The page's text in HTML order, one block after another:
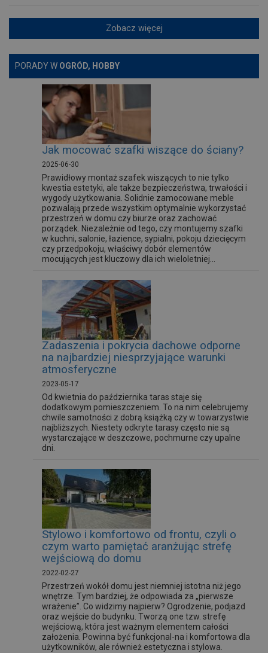
Zobacz więcej
PORADY W OGRÓD, HOBBY
Jak mocować szafki wiszące do ściany?
2025-06-30
Prawidłowy montaż szafek wiszących to nie tylko
kwestia estetyki, ale także bezpieczeństwa, trwałości i
wygody użytkowania. Solidnie zamocowane meble
pozwalają przede wszystkim optymalnie wykorzystać
przestrzeń w domu czy biurze oraz zachować
porządek. Niezależnie od tego, czy montujemy szafki
w kuchni, salonie, łazience, sypialni, pokoju dziecięcym
czy przedpokoju, właściwy dobór elementów
mocujących jest kluczowy dla ich wieloletniej...
Zadaszenia i pokrycia dachowe odporne
na najbardziej niesprzyjające warunki
atmosferyczne
2023-05-17
Od kwietnia do października taras staje się
dodatkowym pomieszczeniem. To na nim celebrujemy
chwile samotności z dobrą książką czy w towarzystwie
najbliższych. Niestety odkryte tarasy często nie są
wystarczające w deszczowe, pochmurne czy upalne
dni.
Stylowo i komfortowo od frontu, czyli o
czym warto pamiętać aranżując strefę
wejściową do domu
2022-02-27
Przestrzeń wokół domu jest niemniej istotna niż jego
wnętrze. Tym bardziej, że odpowiada za „pierwsze
wrażenie”. Co widzimy najpierw? Ogrodzenie, podjazd
oraz wejście do budynku. Tworzą one tzw. strefę
wejściową, która jest ważnym elementem całości
założenia. Powinna być funkcjonal-na i komfortowa dla
użytkowników, ale również estetyczna i stylowa.